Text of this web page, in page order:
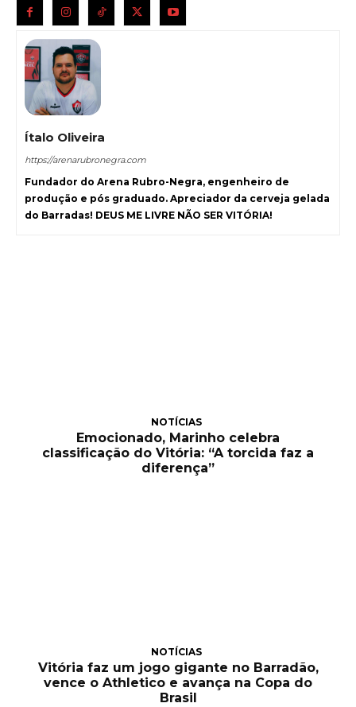
Ítalo Oliveira
https://arenarubronegra.com
Fundador do Arena Rubro-Negra, engenheiro de
produção e pós graduado. Apreciador da cerveja gelada
do Barradas! DEUS ME LIVRE NÃO SER VITÓRIA!
NOTÍCIAS
Emocionado, Marinho celebra
classificação do Vitória: “A torcida faz a
diferença”
NOTÍCIAS
Vitória faz um jogo gigante no Barradão,
vence o Athletico e avança na Copa do
Brasil